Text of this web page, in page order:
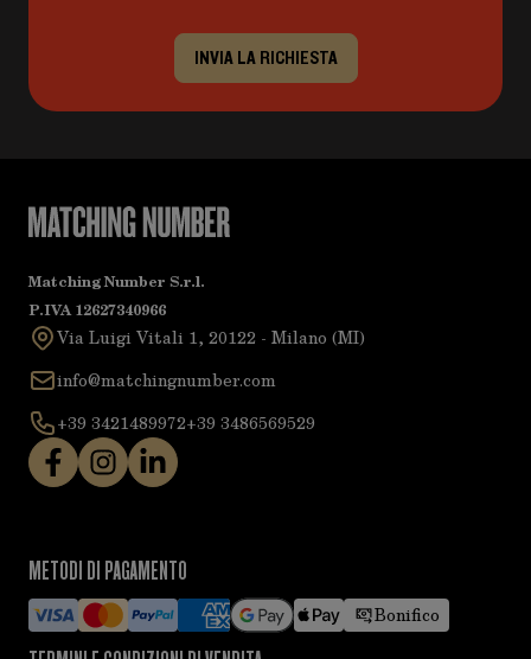
INVIA LA RICHIESTA
Matching Number S.r.l.
P.IVA 12627340966
Via Luigi Vitali 1, 20122 - Milano (MI)
info@matchingnumber.com
+39 3421489972+39 3486569529
METODI DI PAGAMENTO
Bonifico